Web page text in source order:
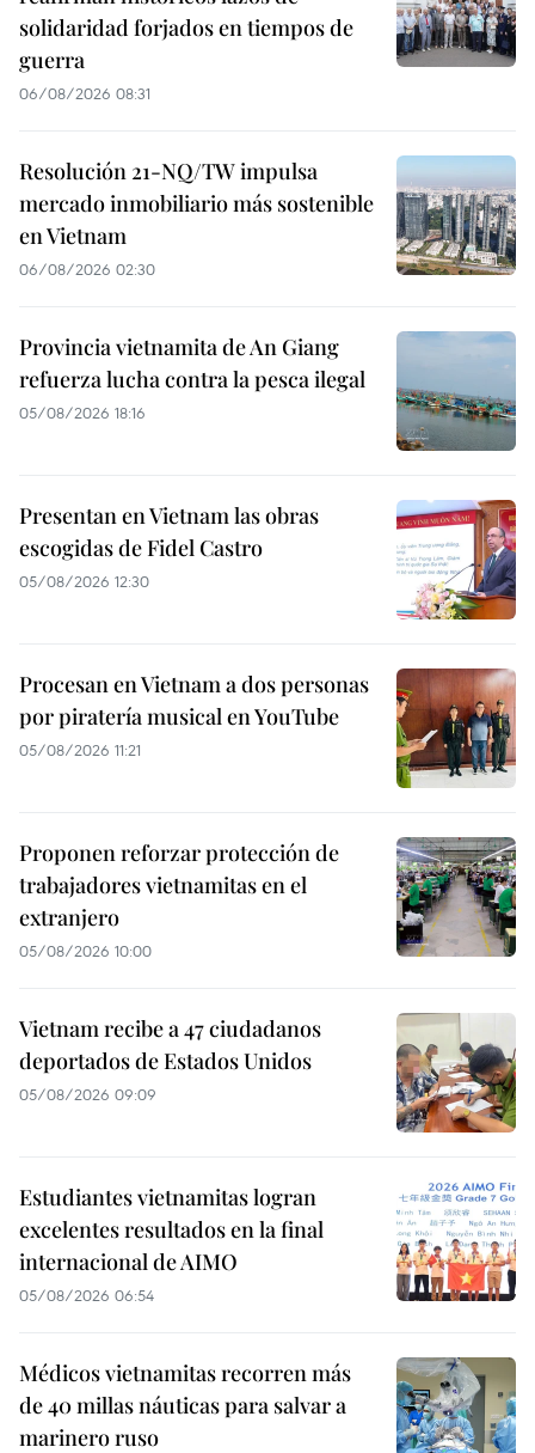
solidaridad forjados en tiempos de
guerra
06/08/2026 08:31
Resolución 21-NQ/TW impulsa
mercado inmobiliario más sostenible
en Vietnam
06/08/2026 02:30
Provincia vietnamita de An Giang
refuerza lucha contra la pesca ilegal
05/08/2026 18:16
Presentan en Vietnam las obras
escogidas de Fidel Castro
05/08/2026 12:30
Procesan en Vietnam a dos personas
por piratería musical en YouTube
05/08/2026 11:21
Proponen reforzar protección de
trabajadores vietnamitas en el
extranjero
05/08/2026 10:00
Vietnam recibe a 47 ciudadanos
deportados de Estados Unidos
05/08/2026 09:09
Estudiantes vietnamitas logran
excelentes resultados en la final
internacional de AIMO
05/08/2026 06:54
Médicos vietnamitas recorren más
de 40 millas náuticas para salvar a
marinero ruso